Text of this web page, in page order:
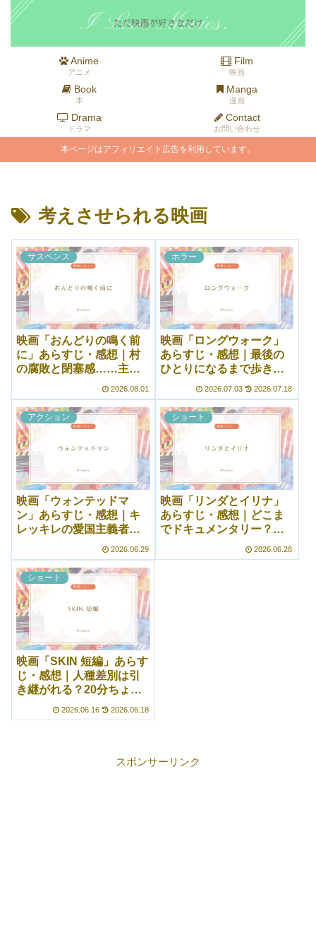
Anime
アニメ
Film
映画
Book
本
Manga
漫画
Drama
ドラマ
Contact
お問い合わせ
本ページはアフィリエイト広告を利用しています。
考えさせられる映画
サスペンス
映画「おんどりの鳴く前
に」あらすじ・感想｜村
の腐敗と閉塞感……主人
公イリエは普通の人間だ
った
2026.08.01
ホラー
映画「ロングウォーク」
あらすじ・感想｜最後の
ひとりになるまで歩き続
ける……終わりが見えな
い地獄
2026.07.03 2026.07.18
アクション
映画「ウォンテッドマ
ン」あらすじ・感想｜キ
レッキレの愛国主義者！
不法入国者についての問
題は……
2026.06.29
ショート
映画「リンダとイリナ」
あらすじ・感想｜どこま
でドキュメンタリー？
淡々としつつ青春感もあ
る短編映画
2026.06.28
ショート
映画「SKIN 短編」あらす
じ・感想｜人種差別は引
き継がれる？20分ちょっ
ととは思えない濃すぎる
内容
2026.06.16 2026.06.18
スポンサーリンク